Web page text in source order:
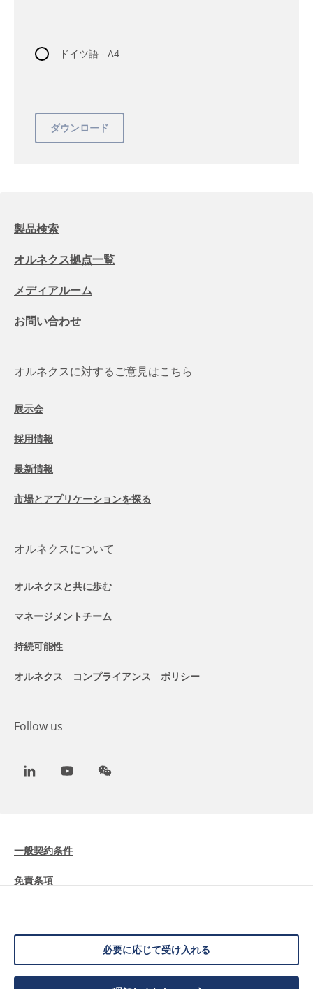
必要に応じて受け入れる
ドイツ語 - A4
製品検索
オルネクス拠点一覧
メディアルーム
お問い合わせ
オルネクスに対するご意見はこちら
展示会
採用情報
最新情報
市場とアプリケーションを探る
オルネクスについて
オルネクスと共に歩む
マネージメントチーム
持続可能性
オルネクス コンプライアンス ポリシー
Follow us
LinkedInYoutubeWeChat
一般契約条件
免責条項
データ保護